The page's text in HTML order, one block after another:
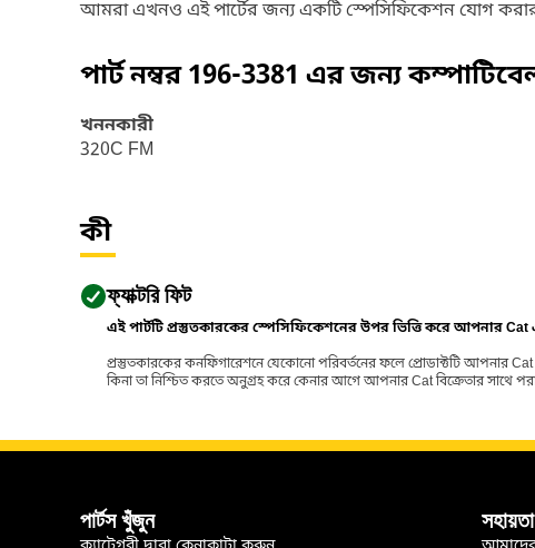
আমরা এখনও এই পার্টের জন্য একটি স্পেসিফিকেশন যোগ
পার্ট নম্বর196-3381 এর জন্য
খননকারী
320C FM
কী
ফ্যাক্টরি ফিট
এই পার্টটি প্রস্তুতকারকের স্পেসিফিকেশনের উপর ভিত্তি করে আপনার
প্রস্তুতকারকের কনফিগারেশনে যেকোনো পরিবর্তনের ফলে প্রোডাক্টটি আপনার
কিনা তা নিশ্চিত করতে অনুগ্রহ করে কেনার আগে আপনার Cat বিক্রেতার সাথে
পার্টস খুঁজুন সহায়তা